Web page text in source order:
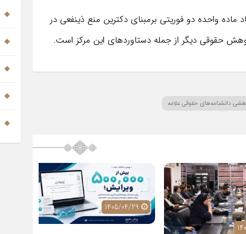
واحده دو فوریتی برمبنای دکترین منع ذینفعی در
دانشنامه‌های حقوقی علامه
1405/04/27